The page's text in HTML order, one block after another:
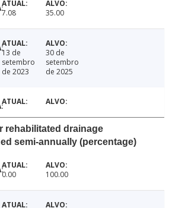
7.08 35.00
13 de
setembro
de 2023
30 de
setembro
de 2025
rehabilitated drainage
semi-annually (percentage)
0.00 100.00